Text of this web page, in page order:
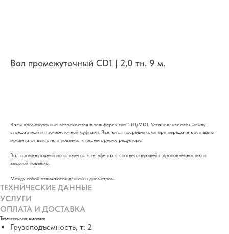
Вал промежуточный CD1 | 2,0 тн. 9 м.
Валы промежуточные встречаются в тельферах тип CD1/MD1. Устанавливаются между
стандартной и промежуточной муфтами. Являются посредниками при передаче крутящего
момента от двигателя подъёма к планетарному редуктору.
Вал промежуточный используется в тельферах с соответствующей грузоподъёмностью и
высотой подъёма.
Между собой отличаются длиной и диаметром.
ТЕХНИЧЕСКИЕ ДАННЫЕ
УСЛУГИ
ОПЛАТА И ДОСТАВКА
Технические данные
Грузоподъемность, т: 2